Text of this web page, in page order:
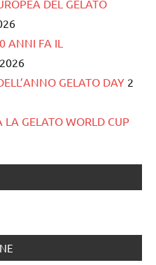
DEL GELATO
ANNI FA IL
GELATO DAY 2
LA GELATO WORLD CUP